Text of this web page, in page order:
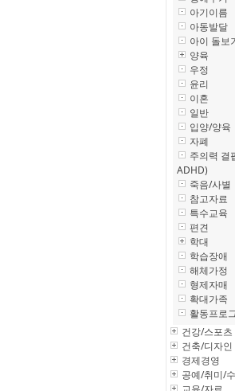
아기이름
아동발달
아이 돌보
양육
우정
윤리
이혼
일반
입양/양육
자폐
주의력 결
ADHD)
죽음/사별
참고자료
특수교육
편견
학대
학습장애
해체가정
형제자매
확대가족
활동프로
건강/스포츠
건축/디자인
경제경영
공예/취미/